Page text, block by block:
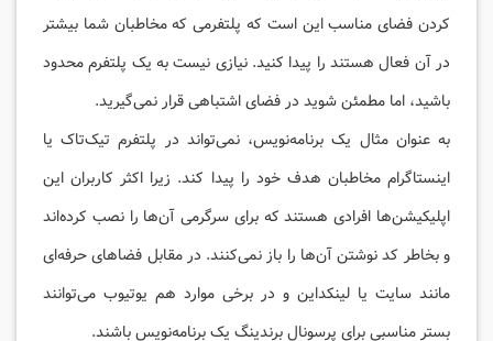
کردن فضای مناسب این است که پلتفرمی که مخاطبان شما بیشتر
در آن فعال هستند را پیدا کنید. نیازی نیست به یک پلتفرم محدود
باشید، اما مطمئن شوید در فضای اشتباهی قرار نمی‌گیرید.
به عنوان مثال یک برنامه‌نویس، نمی‌تواند در پلتفرم تیک‌تاک یا
اینستاگرام مخاطبان هدف خود را پیدا کند. زیرا اکثر کاربران این
اپلیکیشن‌ها افرادی هستند که برای سرگرمی آن‌ها را نصب کرده‌اند
و بخاطر کد نوشتن آن‌ها را باز نمی‌کنند. در مقابل فضاهای حرفه‌ای
مانند سایت یا لینکداین و در برخی موارد هم یوتیوب می‌توانند
بستر مناسبی برای پرسونال برندینگ یک برنامه‌نویس باشند.